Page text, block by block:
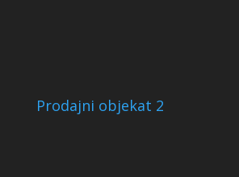
Prodajni objekat 2